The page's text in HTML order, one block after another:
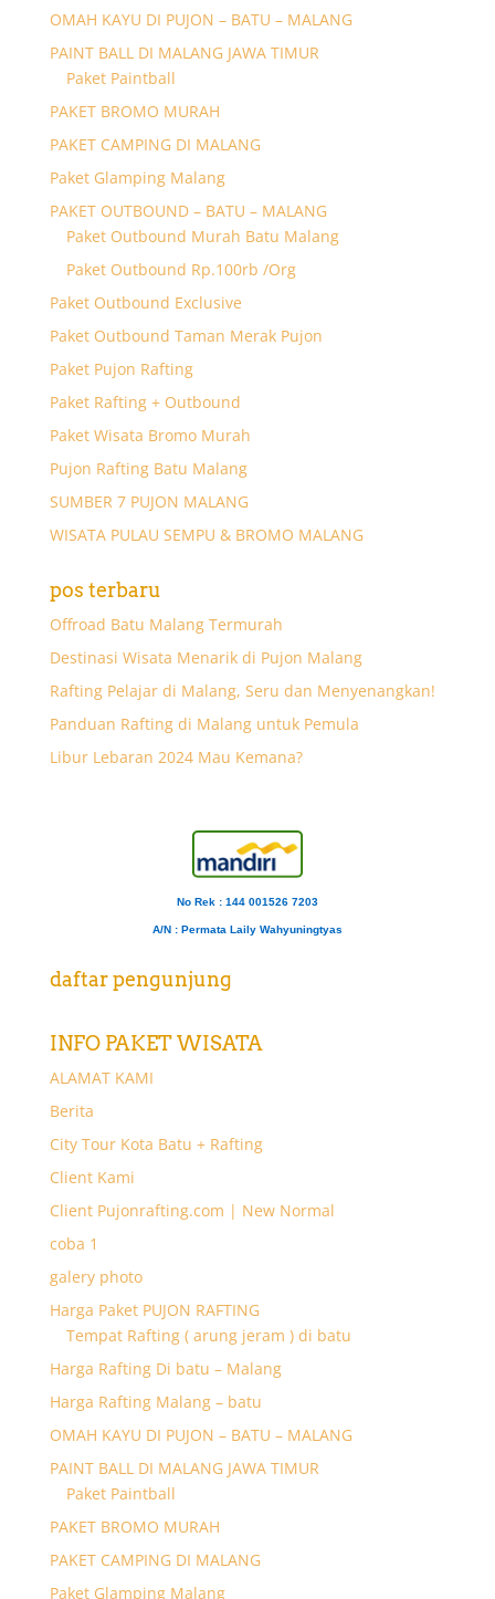
OMAH KAYU DI PUJON – BATU – MALANG
PAINT BALL DI MALANG JAWA TIMUR
Paket Paintball
PAKET BROMO MURAH
PAKET CAMPING DI MALANG
Paket Glamping Malang
PAKET OUTBOUND – BATU – MALANG
Paket Outbound Murah Batu Malang
Paket Outbound Rp.100rb /Org
Paket Outbound Exclusive
Paket Outbound Taman Merak Pujon
Paket Pujon Rafting
Paket Rafting + Outbound
Paket Wisata Bromo Murah
Pujon Rafting Batu Malang
SUMBER 7 PUJON MALANG
WISATA PULAU SEMPU & BROMO MALANG
pos terbaru
Offroad Batu Malang Termurah
Destinasi Wisata Menarik di Pujon Malang
Rafting Pelajar di Malang, Seru dan Menyenangkan!
Panduan Rafting di Malang untuk Pemula
Libur Lebaran 2024 Mau Kemana?
No Rek : 144 001526 7203
A/N : Permata Laily Wahyuningtyas
daftar pengunjung
INFO PAKET WISATA
ALAMAT KAMI
Berita
City Tour Kota Batu + Rafting
Client Kami
Client Pujonrafting.com | New Normal
coba 1
galery photo
Harga Paket PUJON RAFTING
Tempat Rafting ( arung jeram ) di batu
Harga Rafting Di batu – Malang
Harga Rafting Malang – batu
OMAH KAYU DI PUJON – BATU – MALANG
PAINT BALL DI MALANG JAWA TIMUR
Paket Paintball
PAKET BROMO MURAH
PAKET CAMPING DI MALANG
Paket Glamping Malang